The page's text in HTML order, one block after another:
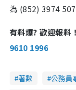
為 (852) 3974
有料爆? 歡迎報
9610 1996
著數 公務員